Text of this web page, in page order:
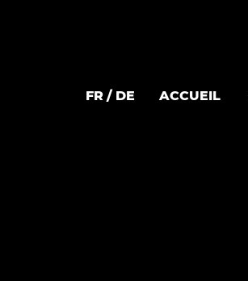
FR DE ACCUEIL